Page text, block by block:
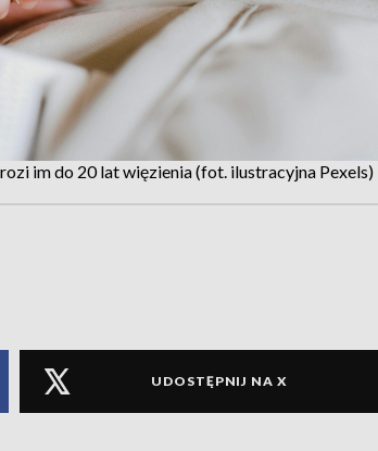
im do 20 lat więzienia (fot. ilustracyjna Pexels)
UDOSTĘPNIJ NA X